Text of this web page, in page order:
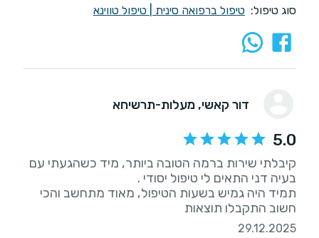
סוג טיפול: טיפול ברפואה סינית טיפול טווינא
דור קאשי, מעלות-תרשיחא
5.0
קיבלתי שירות ברמה הטובה ביותר, מיד כשהגעתי עם
תמיד היה גמיש בשעות הטיפול, מאוד מתחשב והכי
חשוב התקבלו תוצאות
29.12.2025